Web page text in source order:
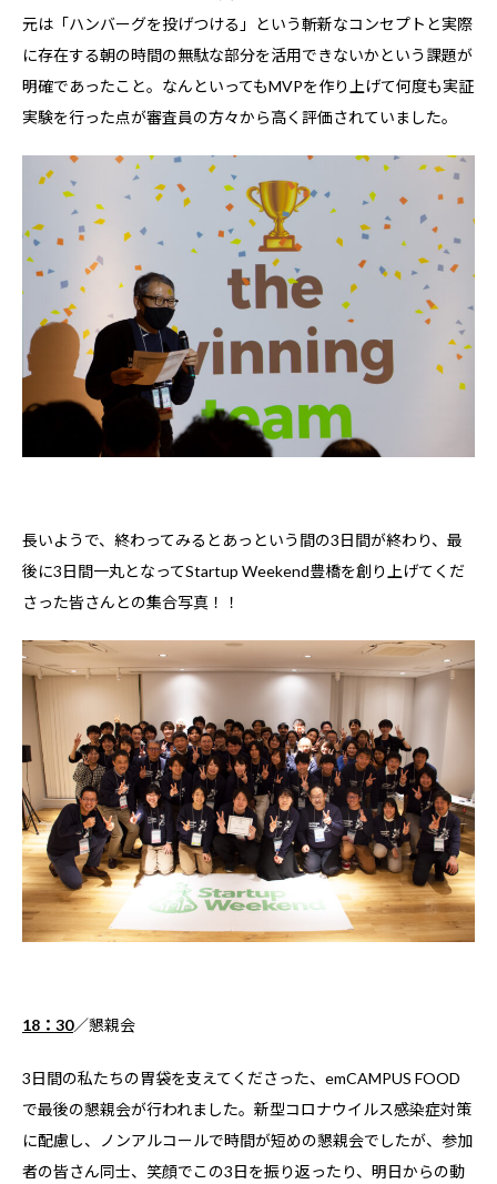
元は「ハンバーグを投げつける」という斬新なコンセプトと実際
に存在する朝の時間の無駄な部分を活用できないかという課題が
明確であったこと。なんといってもMVPを作り上げて何度も実証
実験を行った点が審査員の方々から高く評価されていました。
長いようで、終わってみるとあっという間の3日間が終わり、最
後に3日間一丸となってStartup Weekend豊橋を創り上げてくだ
さった皆さんとの集合写真！！
18：30／懇親会
3日間の私たちの胃袋を支えてくださった、emCAMPUS FOOD
で最後の懇親会が行われました。新型コロナウイルス感染症対策
に配慮し、ノンアルコールで時間が短めの懇親会でしたが、参加
者の皆さん同士、笑顔でこの3日を振り返ったり、明日からの動